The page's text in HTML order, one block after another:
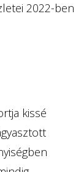
2022-ben
kissé